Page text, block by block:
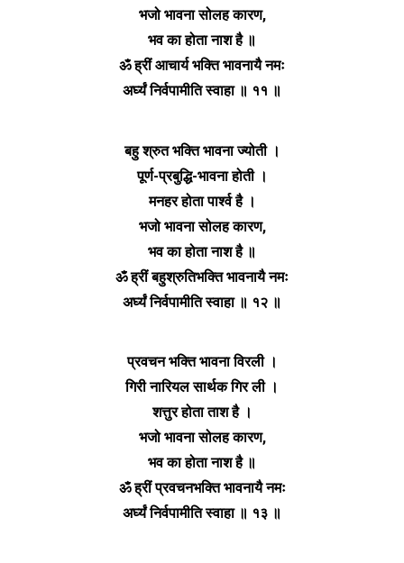
भजो भावना सोलह कारण,
भव का होता नाश है ॥
ॐ ह्रीं आचार्य भक्ति भावनायै नमः
अर्घ्यं निर्वपामीति स्वाहा ॥ ११ ॥
बहु श्रुत भक्ति भावना ज्योती ।
पूर्ण-प्रबुद्धि-भावना होती ।
मनहर होता पार्श्व है ।
भजो भावना सोलह कारण,
भव का होता नाश है ॥
ॐ ह्रीं बहुश्रुतिभक्ति भावनायै नमः
अर्घ्यं निर्वपामीति स्वाहा ॥ १२ ॥
प्रवचन भक्ति भावना विरली ।
गिरी नारियल सार्थक गिर ली ।
शत्तुर होता ताश है ।
भजो भावना सोलह कारण,
भव का होता नाश है ॥
ॐ ह्रीं प्रवचनभक्ति भावनायै नमः
अर्घ्यं निर्वपामीति स्वाहा ॥ १३ ॥